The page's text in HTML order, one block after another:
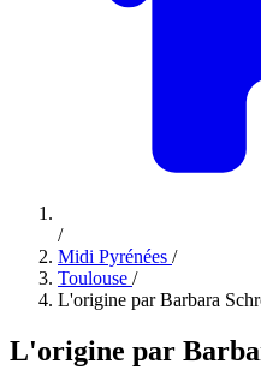
/
Midi Pyrénées /
Toulouse /
L'origine par Barbara
L'origine par